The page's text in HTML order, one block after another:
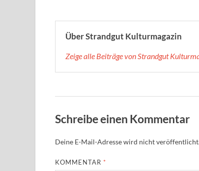
Über Strandgut Kulturmagazin
Zeige alle Beiträge von Strandgut
Schreibe einen Kommentar
Deine E-Mail-Adresse wird nicht
KOMMENTAR *